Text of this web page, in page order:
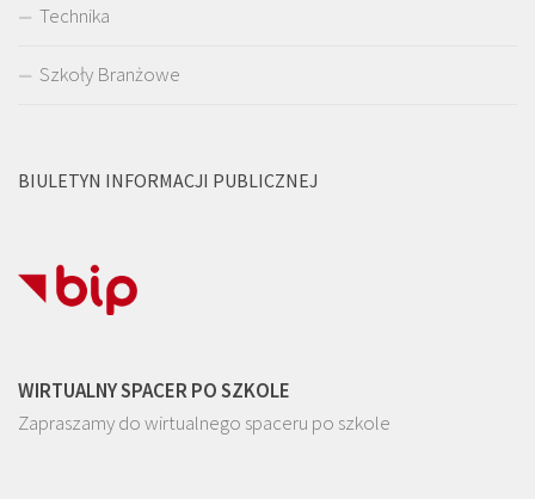
Technika
Szkoły Branżowe
BIULETYN INFORMACJI PUBLICZNEJ
WIRTUALNY SPACER PO SZKOLE
Zapraszamy do wirtualnego spaceru po szkole